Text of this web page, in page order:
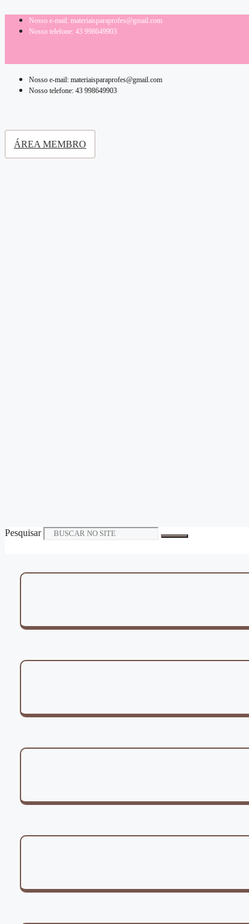
para
Nosso e-mail: materiaisparaprofes@gmail.com
Nosso telefone: 43 998649903
Nosso e-mail: materiaisparaprofes@gmail.com
Nosso telefone: 43 998649903
ÁREA MEMBRO
Pesquisar